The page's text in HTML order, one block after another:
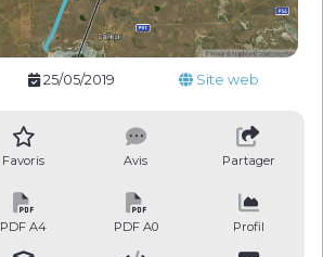
25/05/2019 Site web
Favoris Avis Partager
PDF A4 PDF A0 Profil